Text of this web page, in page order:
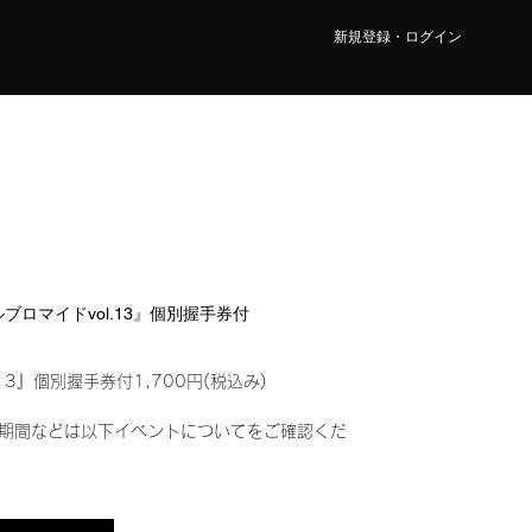
新規登録・ログイン
ロマイドvol.13』個別握手券付
』個別握手券付1,700円(税込み)
間などは以下イベントについてをご確認くだ